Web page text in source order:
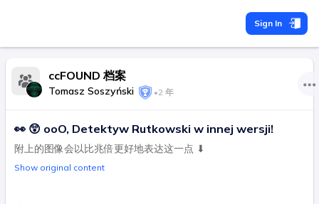
Sign In
ccFOUND 档案
Tomasz Soszyński •2 年
👀 😲 ooO, Detektyw Rutkowski w innej wersji!
附上的图像会以比兆倍更好地表达这一点 ⬇
Show original content